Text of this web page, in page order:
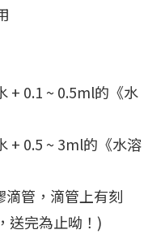
+ 0.1 ~ 0.5ml的《水
+ 0.5 ~ 3ml的《水溶
滴管，滴管上有刻
送完為止呦！)